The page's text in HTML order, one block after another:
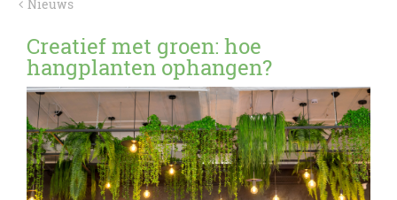
Nieuws
Creatief met groen: hoe
hangplanten ophangen?